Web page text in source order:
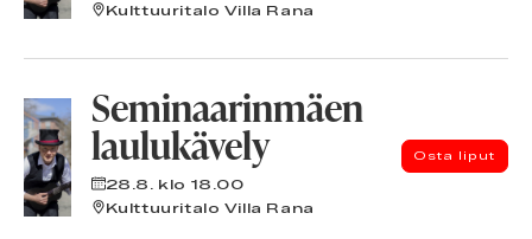
Kulttuuritalo Villa Rana
Seminaarinmäen
laulukävely
28.8.
klo 18.00
Kulttuuritalo Villa Rana
Osta liput